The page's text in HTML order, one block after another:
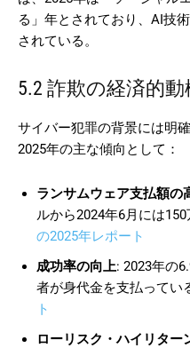
る」年とされており、AI技
されている。
5.2 詐欺の経済的動
サイバー犯罪の背景には明
2025年の主な傾向として：
ランサムウェア支払額の
ルから2024年6月には
の2025年レポート
成功率の向上: 2023年の
者が身代金を支払ってい
ト
ローリスク・ハイリター